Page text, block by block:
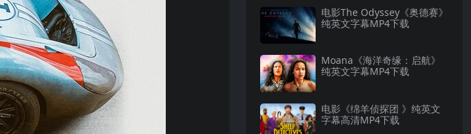
电影The Odyssey《奥德赛》
纯英文字幕MP4下载
Moana《海洋奇缘：启航》
纯英文字幕MP4下载
电影《绵羊侦探团 》纯英文
字幕高清MP4下载